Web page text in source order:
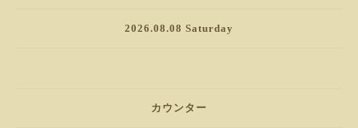
2026.08.08 Saturday
カウンター